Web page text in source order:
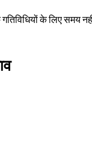
के लिए समय